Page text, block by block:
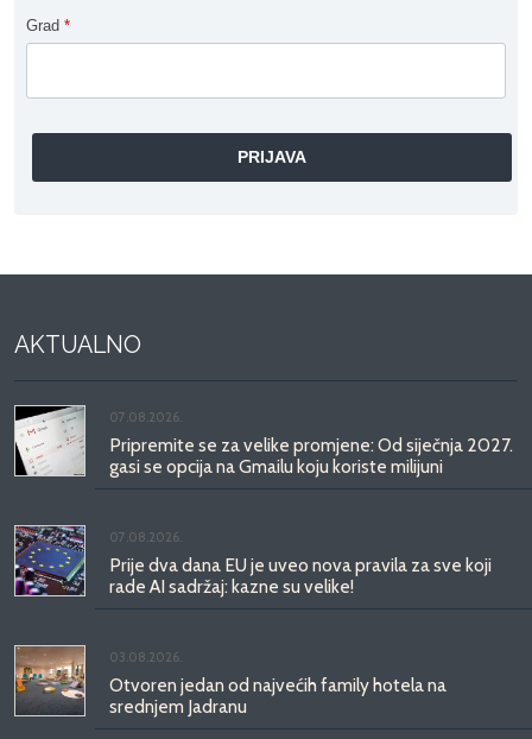
Grad *
AKTUALNO
07.08.2026.
Pripremite se za velike promjene: Od siječnja 2027.
gasi se opcija na Gmailu koju koriste milijuni
07.08.2026.
Prije dva dana EU je uveo nova pravila za sve koji
rade AI sadržaj: kazne su velike!
03.08.2026.
Otvoren jedan od najvećih family hotela na
srednjem Jadranu